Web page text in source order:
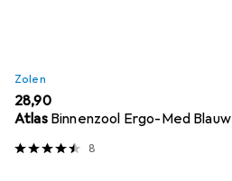
Zolen
EUR
28,90
Atlas Binnenzool Ergo-Med Blauw
8